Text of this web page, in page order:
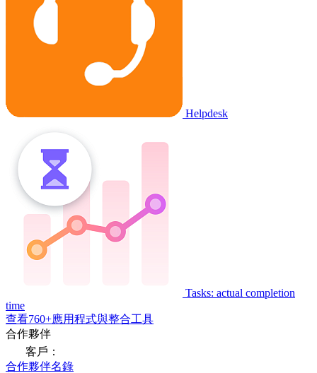
Helpdesk
Tasks: actual completion
time
查看760+應用程式與整合工具
合作夥伴
客戶：
合作夥伴名錄